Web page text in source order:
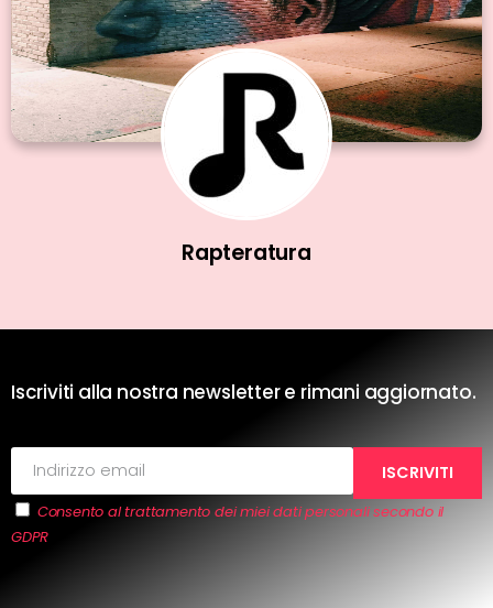
Rapteratura
Iscriviti alla nostra newsletter e rimani aggiornato.
Consento al trattamento dei miei dati personali secondo il
GDPR